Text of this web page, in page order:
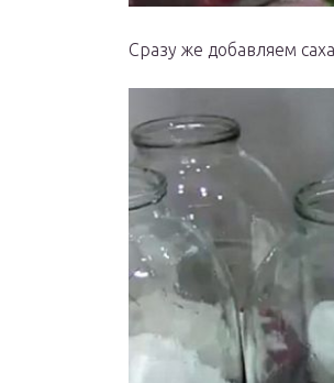
Сразу же добавляем